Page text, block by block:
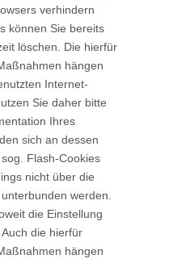
verhindern
können Sie bereits
löschen. Die hierfür
hängen
Internet-
Sie daher bitte
Ihres
sich an dessen
Flash-Cookies
nicht über die
werden.
die Einstellung
die hierfür
hängen